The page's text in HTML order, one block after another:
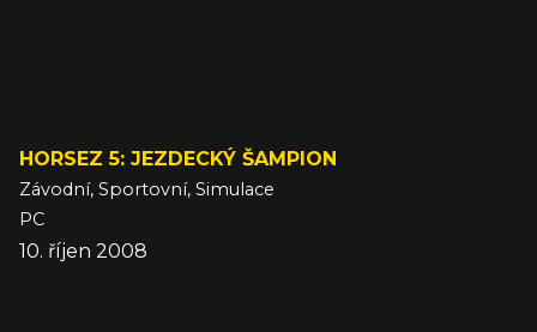
HORSEZ 5: JEZDECKÝ ŠAMPION
Závodní, Sportovní, Simulace
PC
10. říjen 2008